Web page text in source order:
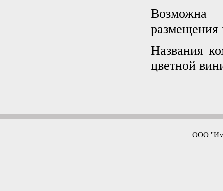
Возможна
размещения
Названия
цветной
ООО